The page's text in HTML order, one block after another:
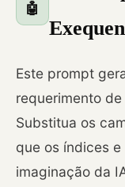
🤖
Este prompt
requerimento
Substitua os
que os índices
imaginação da